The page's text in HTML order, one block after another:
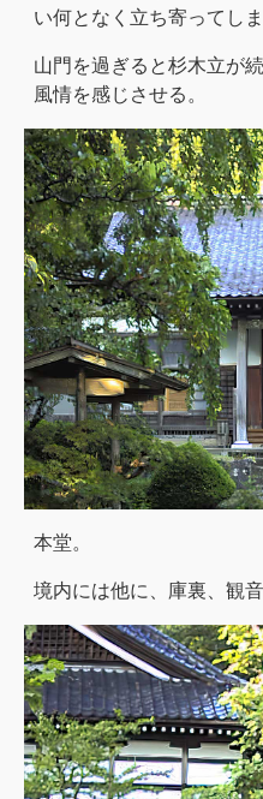
い何となく立ち寄ってしま
山門を過ぎると杉木立が
風情を感じさせる。
本堂。
境内には他に、庫裏、観